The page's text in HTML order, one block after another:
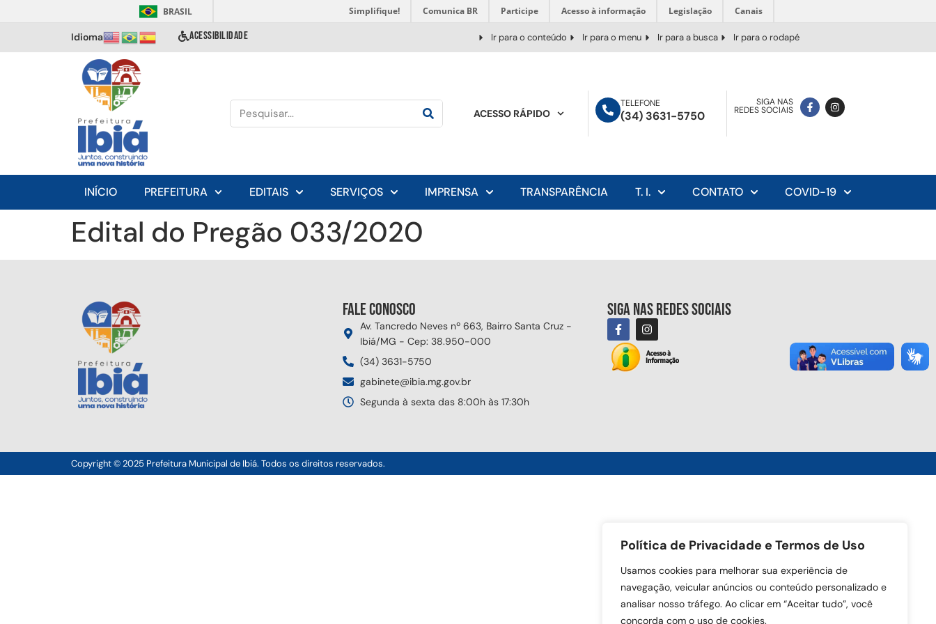
Política de Privacidade e Termos de Uso
Usamos cookies para melhorar sua experiência de
navegação, veicular anúncios ou conteúdo personalizado e
analisar nosso tráfego. Ao clicar em “Aceitar tudo”, você
concorda com o uso de cookies.
BRASIL Simplifique! Comunica BR Participe Acesso à informação Legislação Canais
Idioma ACESSIBILIDADE Ir para o conteúdo Ir para o menu Ir para a busca Ir para o rodapé
ACESSO RÁPIDO
TELEFONE
(34) 3631-5750
SIGA NAS
REDES SOCIAIS
INÍCIO PREFEITURA EDITAIS SERVIÇOS IMPRENSA TRANSPARÊNCIA T. I. CONTATO COVID-19
Edital do Pregão 033/2020
Fale conosco
Av. Tancredo Neves nº 663, Bairro Santa Cruz -
Ibiá/MG - Cep: 38.950-000
(34) 3631-5750
gabinete@ibia.mg.gov.br
Segunda à sexta das 8:00h às 17:30h
Siga nas redes sociais
Copyright © 2025 Prefeitura Municipal de Ibiá. Todos os direitos reservados.